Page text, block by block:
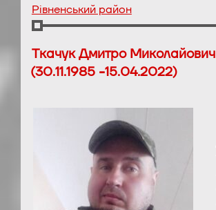
Рівненський район
Ткачук Дмитро Миколайович
(30.11.1985 -15.04.2022)